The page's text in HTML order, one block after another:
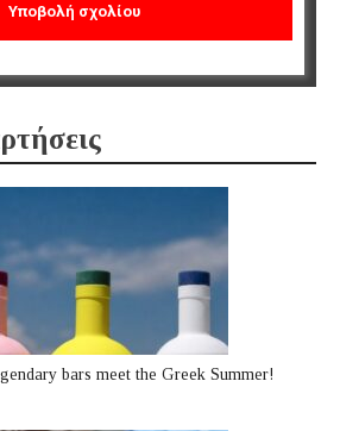
bars meet the Greek Summer!